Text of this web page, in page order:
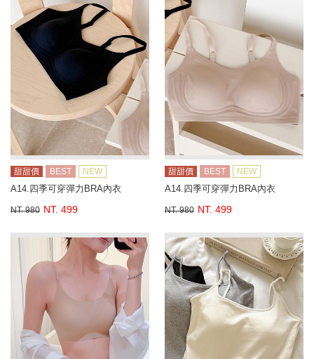
甜甜價 BEST NEW
A14.四季可穿彈力BRA內衣
NT. 980 NT. 499
甜甜價 BEST NEW
A14.四季可穿彈力BRA內衣
NT. 980 NT. 499